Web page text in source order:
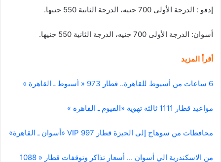
إدفو : الدرجة الأولى جنيه، الدرجة الثانية جنيها.
أسوان: الدرجة الأولى جنيه، الدرجة الثانية جنيها.
أقرأ المزيد
6 ساعات من أسيوط للقاهرة.. قطار 973 « أسيوط ـ القاهرة »
مواعيد قطار 1111 ثالثة تهوية «الفيوم ـ القاهرة »
محافظات من سوهاج إلى الجيزة قطار 997 VIP «أسوان ـ القاهرة»
من الاسكندرية الي أسوان … أسعار تذاكر وتوقفات قطار « 1088